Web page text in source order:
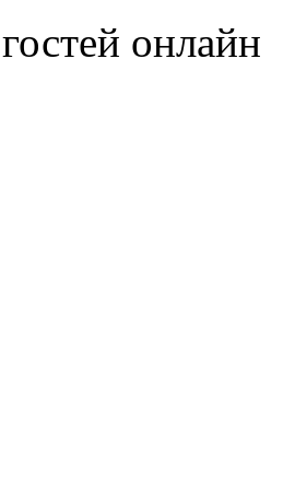
онлайн